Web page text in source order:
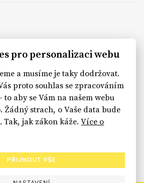
pro personalizaci webu
a musíme je taky dodržovat.
proto souhlas se zpracováním
to aby se Vám na našem webu
strach, o Vaše data bude
Tak, jak zákon káže.Více o
PŘIJMOUT VŠE